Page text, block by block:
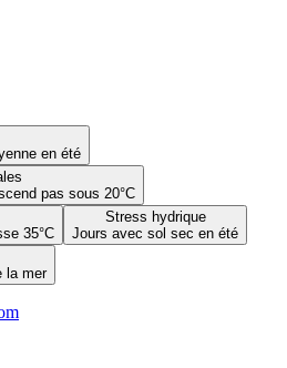
en été
pas sous 20°C
35°C
Stress hydrique
Jours avec sol sec en été
la mer